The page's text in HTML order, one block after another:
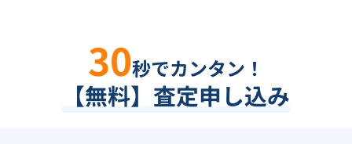
30秒でカンタン！
【無料】査定申し込み